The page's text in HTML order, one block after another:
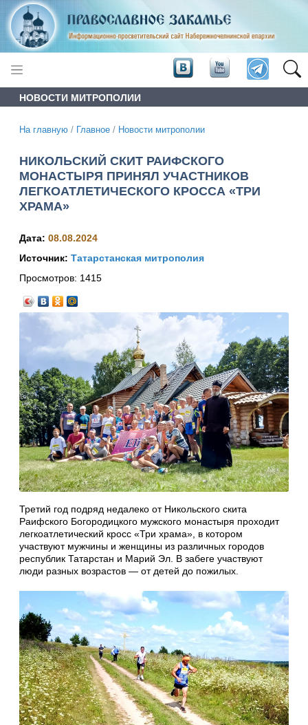
НОВОСТИ МИТРОПОЛИИ
На главную / Главное / Новости митрополии
НИКОЛЬСКИЙ СКИТ РАИФСКОГО
МОНАСТЫРЯ ПРИНЯЛ УЧАСТНИКОВ
ЛЕГКОАТЛЕТИЧЕСКОГО КРОССА «ТРИ
ХРАМА»
Дата: 08.08.2024
Источник: Татарстанская митрополия
Просмотров: 1415
Третий год подряд недалеко от Никольского скита
Раифского Богородицкого мужского монастыря проходит
легкоатлетический кросс «Три храма», в котором
участвуют мужчины и женщины из различных городов
республик Татарстан и Марий Эл. В забеге участвуют
люди разных возрастов — от детей до пожилых.